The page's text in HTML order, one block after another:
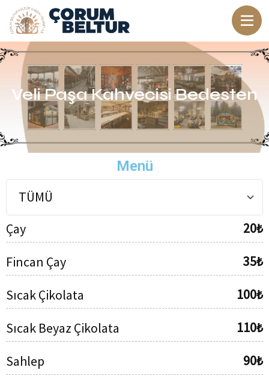
Veli Paşa Kahvecisi Bedesten
Menü
Çay
20₺
Fincan Çay
35₺
Sıcak Çikolata
100₺
Sıcak Beyaz Çikolata
110₺
Sahlep
90₺